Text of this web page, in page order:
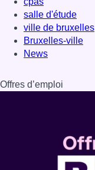
salle d'étude
ville de bruxelles
Bruxelles-ville
News
Offres d’emploi